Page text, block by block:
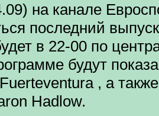
на канале
последний
в 22-00 по
будут
, а
Hadlow.